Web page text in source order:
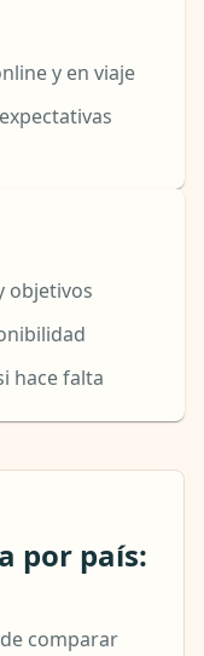
y en viaje
objetivos
hace falta
por país:
comparar